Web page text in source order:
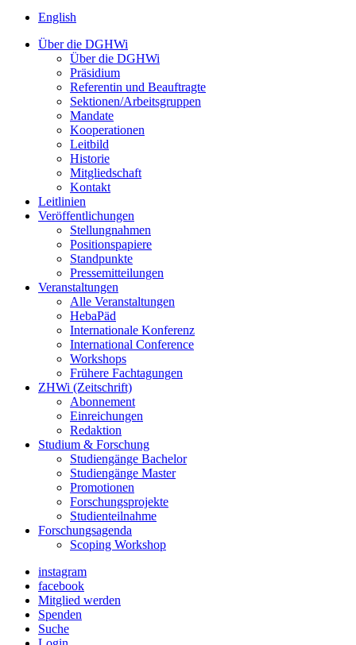
English
Über die DGHWi
Über die DGHWi
Präsidium
Referentin und Beauftragte
Sektionen/Arbeitsgruppen
Mandate
Kooperationen
Leitbild
Historie
Mitgliedschaft
Kontakt
Leitlinien
Veröffentlichungen
Stellungnahmen
Positionspapiere
Standpunkte
Pressemitteilungen
Veranstaltungen
Alle Veranstaltungen
HebaPäd
Internationale Konferenz
International Conference
Workshops
Frühere Fachtagungen
ZHWi (Zeitschrift)
Abonnement
Einreichungen
Redaktion
Studium & Forschung
Studiengänge Bachelor
Studiengänge Master
Promotionen
Forschungsprojekte
Studienteilnahme
Forschungsagenda
Scoping Workshop
instagram
facebook
Mitglied werden
Spenden
Suche